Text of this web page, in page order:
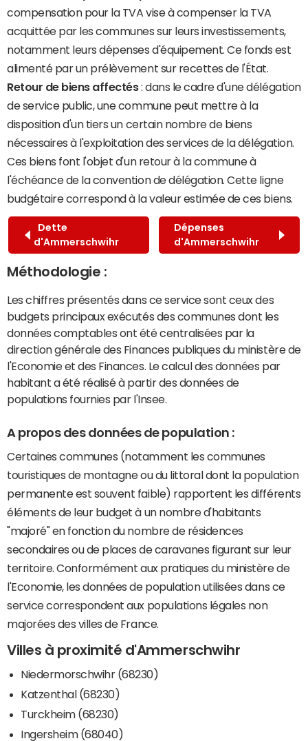
compensation pour la TVA vise à compenser la TVA
acquittée par les communes sur leurs investissements,
notamment leurs dépenses d'équipement. Ce fonds est
alimenté par un prélèvement sur recettes de l'État.
Retour de biens affectés: dans le cadre d'une délégation
de service public, une commune peut mettre à la
disposition d'un tiers un certain nombre de biens
nécessaires à l'exploitation des services de la délégation.
Ces biens font l'objet d'un retour à la commune à
l'échéance de la convention de délégation. Cette ligne
budgétaire correspond à la valeur estimée de ces biens.
Dette
d'Ammerschwihr
Dépenses
d'Ammerschwihr
Méthodologie :
Les chiffres présentés dans ce service sont ceux des
budgets principaux exécutés des communes dont les
données comptables ont été centralisées par la
direction générale des Finances publiques du ministère de
l'Economie et des Finances. Le calcul des données par
habitant a été réalisé à partir des données de
populations fournies par l'Insee.
A propos des données de population :
Certaines communes (notamment les communes
touristiques de montagne ou du littoral dont la population
permanente est souvent faible) rapportent les différents
éléments de leur budget à un nombre d'habitants
"majoré" en fonction du nombre de résidences
secondaires ou de places de caravanes figurant sur leur
territoire. Conformément aux pratiques du ministère de
l'Economie, les données de population utilisées dans ce
service correspondent aux populations légales non
majorées des villes de France.
Villes à proximité d'Ammerschwihr
Niedermorschwihr (68230)
Katzenthal (68230)
Turckheim (68230)
Ingersheim (68040)